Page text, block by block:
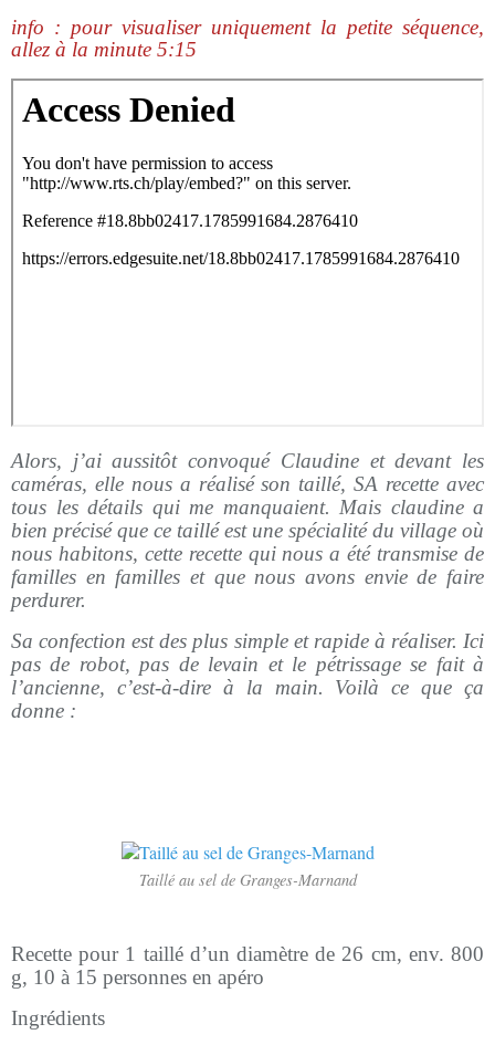
info : pour visualiser uniquement la petite séquence,
allez à la minute 5:15
Alors, j’ai aussitôt convoqué Claudine et devant les
caméras, elle nous a réalisé son taillé, SA recette avec
tous les détails qui me manquaient. Mais claudine a
bien précisé que ce taillé est une spécialité du village où
nous habitons, cette recette qui nous a été transmise de
familles en familles et que nous avons envie de faire
perdurer.
Sa confection est des plus simple et rapide à réaliser. Ici
pas de robot, pas de levain et le pétrissage se fait à
l’ancienne, c’est-à-dire à la main. Voilà ce que ça
donne :
Taillé au sel de Granges-Marnand
Recette pour 1 taillé d’un diamètre de 26 cm, env. 800
g, 10 à 15 personnes en apéro
Ingrédients